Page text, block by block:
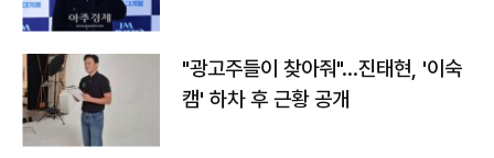
"광고주들이 찾아줘"…진태현, '이숙
캠' 하차 후 근황 공개